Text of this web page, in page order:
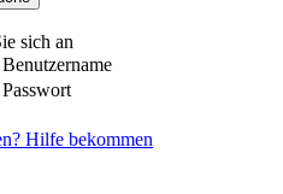
sich an
Hilfe bekommen